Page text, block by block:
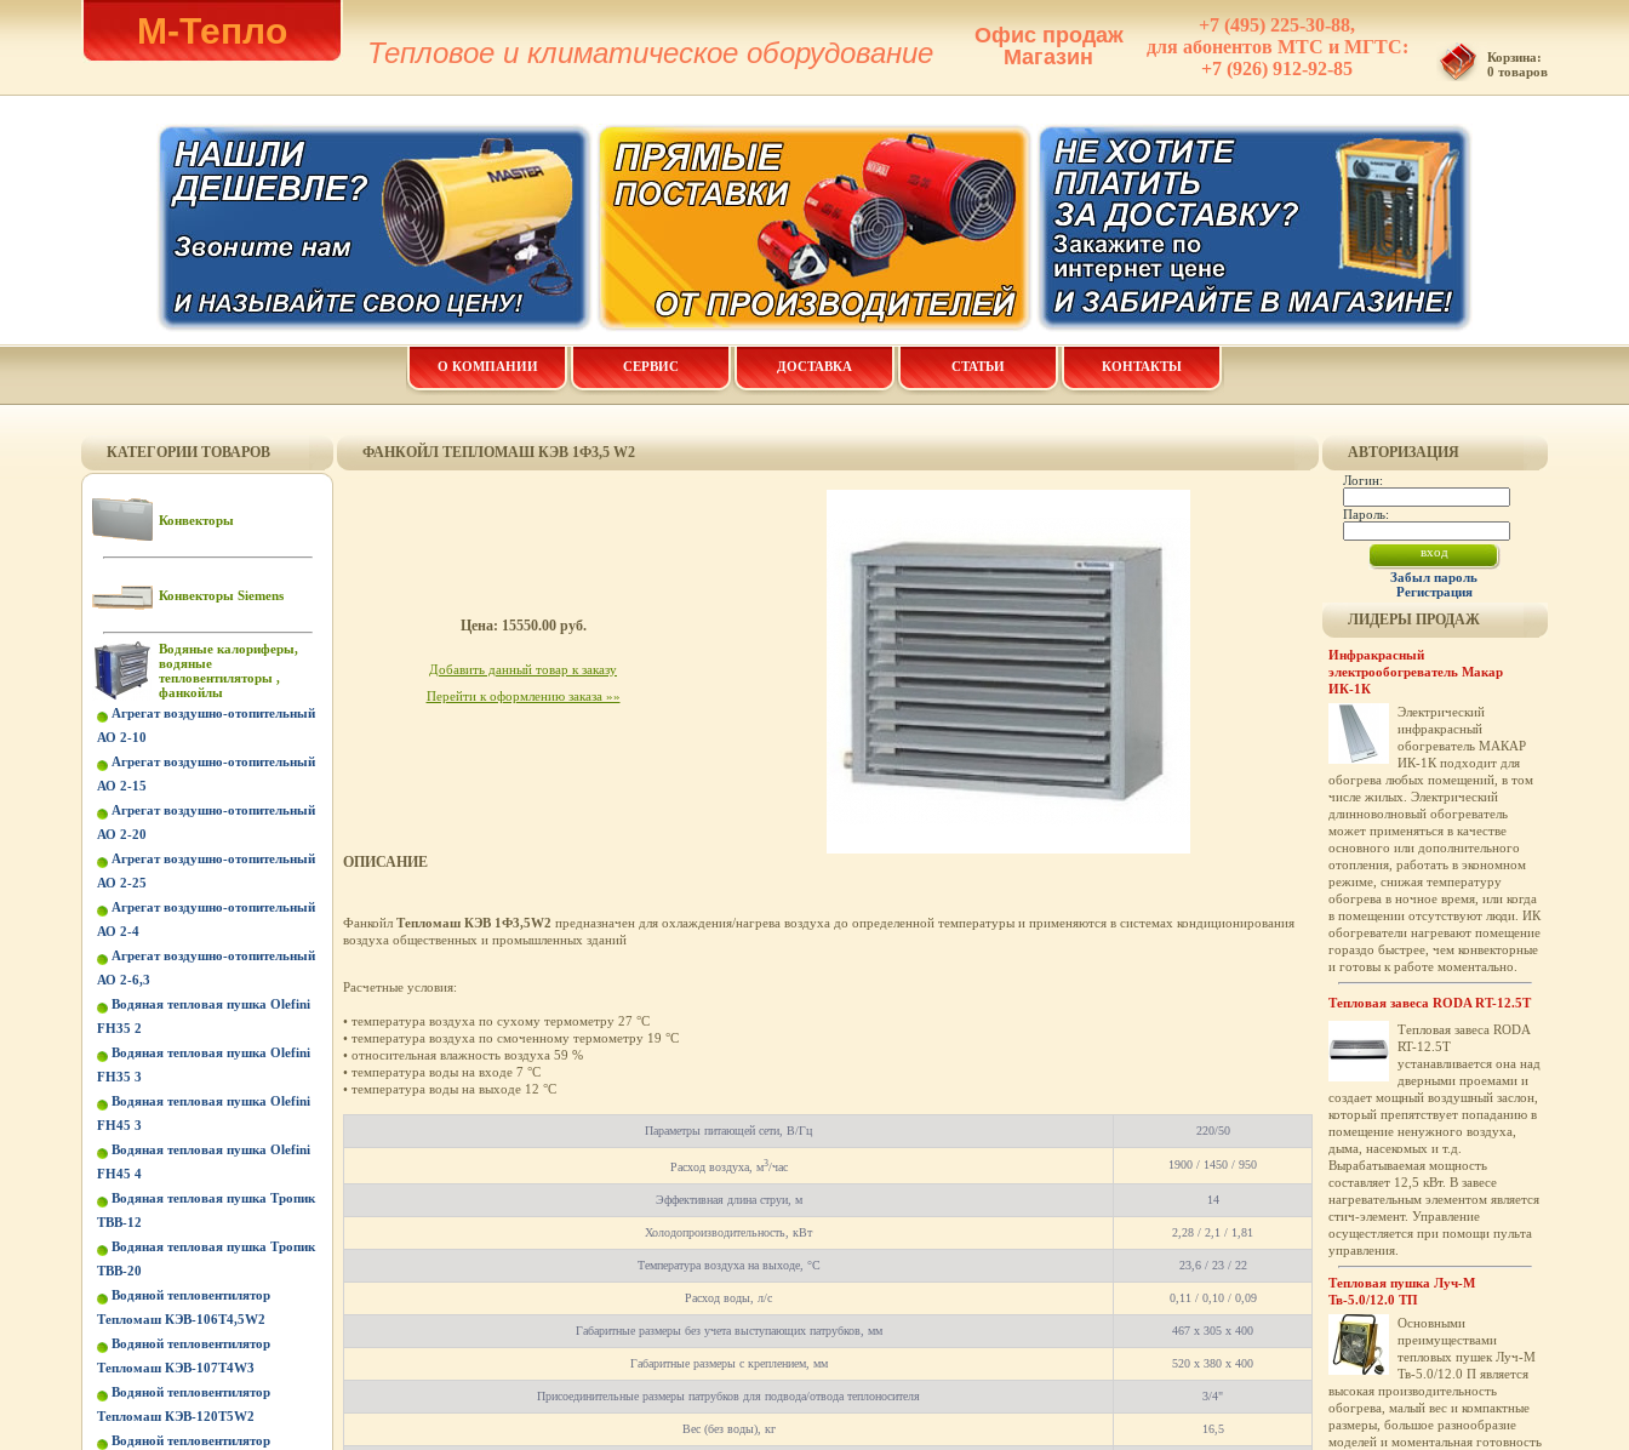
М-Тепло
Тепловое и климатическое оборудование
Офис продаж
Магазин
+7 (495) 225-30-88,
для абонентов МТС и МГТС:
+7 (926) 912-92-85
Корзина:
0 товаров
О КОМПАНИИ СЕРВИС ДОСТАВКА СТАТЬИ КОНТАКТЫ
КАТЕГОРИИ ТОВАРОВ
Конвекторы
Конвекторы Siemens
Водяные калориферы,
водяные
тепловентиляторы ,
фанкойлы
Агрегат воздушно-отопительный
АО 2-10
Агрегат воздушно-отопительный
АО 2-15
Агрегат воздушно-отопительный
АО 2-20
Агрегат воздушно-отопительный
АО 2-25
Агрегат воздушно-отопительный
АО 2-4
Агрегат воздушно-отопительный
АО 2-6,3
Водяная тепловая пушка Olefini
FH35 2
Водяная тепловая пушка Olefini
FH35 3
Водяная тепловая пушка Olefini
FH45 3
Водяная тепловая пушка Olefini
FH45 4
Водяная тепловая пушка Тропик
ТВВ-12
Водяная тепловая пушка Тропик
ТВВ-20
Водяной тепловентилятор
Тепломаш КЭВ-106Т4,5W2
Водяной тепловентилятор
Тепломаш КЭВ-107Т4W3
Водяной тепловентилятор
Тепломаш КЭВ-120Т5W2
Водяной тепловентилятор
ФАНКОЙЛ ТЕПЛОМАШ КЭВ 1Ф3,5 W2
Цена: 15550.00 руб.
Добавить данный товар к заказу
Перейти к оформлению заказа »»
ОПИСАНИЕ
Фанкойл Тепломаш КЭВ 1Ф3,5W2 предназначен для охлаждения/нагрева воздуха до определенной температуры и применяются в системах кондиционирования
воздуха общественных и промышленных зданий
Расчетные условия:
• температура воздуха по сухому термометру 27 °C
• температура воздуха по смоченному термометру 19 °C
• относительная влажность воздуха 59 %
• температура воды на входе 7 °C
• температура воды на выходе 12 °C
Параметры питающей сети, В/Гц 220/50
Расход воздуха, м3/час 1900 / 1450 / 950
Эффективная длина струи, м 14
Холодопроизводительность, кВт 2,28 / 2,1 / 1,81
Температура воздуха на выходе, °С 23,6 / 23 / 22
Расход воды, л/с 0,11 / 0,10 / 0,09
Габаритные размеры без учета выступающих патрубков, мм 467 x 305 x 400
Габаритные размеры с креплением, мм 520 x 380 x 400
Присоединительные размеры патрубков для подвода/отвода теплоносителя 3/4"
Вес (без воды), кг 16,5
АВТОРИЗАЦИЯ
Логин:
Пароль:
Забыл пароль
Регистрация
ЛИДЕРЫ ПРОДАЖ
Инфракрасный
электрообогреватель Макар
ИК-1К
Электрический
инфракрасный
обогреватель МАКАР
ИК-1К подходит для
обогрева любых помещений, в том
числе жилых. Электрический
длинноволновый обогреватель
может применяться в качестве
основного или дополнительного
отопления, работать в экономном
режиме, снижая температуру
обогрева в ночное время, или когда
в помещении отсутствуют люди. ИК
обогреватели нагревают помещение
гораздо быстрее, чем конвекторные
и готовы к работе моментально.
Тепловая завеса RODA RT-12.5T
Тепловая завеса RODA
RT-12.5T
устанавливается она над
дверными проемами и
создает мощный воздушный заслон,
который препятствует попаданию в
помещение ненужного воздуха,
дыма, насекомых и т.д.
Вырабатываемая мощность
составляет 12,5 кВт. В завесе
нагревательным элементом является
стич-элемент. Управление
осущестляется при помощи пульта
управления.
Тепловая пушка Луч-М
Тв-5.0/12.0 ТП
Основными
преимуществами
тепловых пушек Луч-М
Тв-5.0/12.0 П является
высокая производительность
обогрева, малый вес и компактные
размеры, большое разнообразие
моделей и моментальная готовность